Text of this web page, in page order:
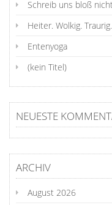
Schreib uns bloß
Heiter. Wolkig. Traurig.
Entenyoga
(kein Titel)
NEUESTE
ARCHIV
August 2026